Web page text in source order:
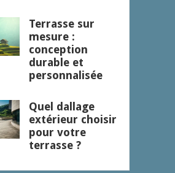
Terrasse sur
mesure :
conception
durable et
personnalisée
Quel dallage
extérieur choisir
pour votre
terrasse ?